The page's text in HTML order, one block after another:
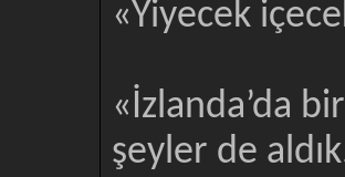
«Yiyecek
«İzlanda’da
şeyler de